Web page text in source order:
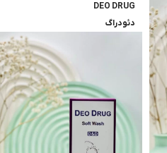
DEO DRUG
دئودراگ